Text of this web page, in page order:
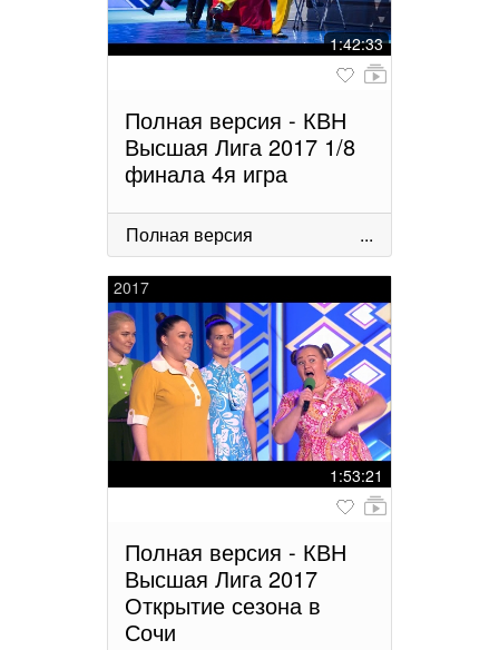
1:42:33
Полная версия - КВН
Высшая Лига 2017 1/8
финала 4я игра
Полная версия ...
2017
1:53:21
Полная версия - КВН
Высшая Лига 2017
Открытие сезона в
Сочи